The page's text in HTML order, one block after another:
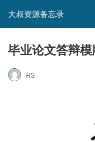
大叔资源备忘录
毕业论文答辩
RS